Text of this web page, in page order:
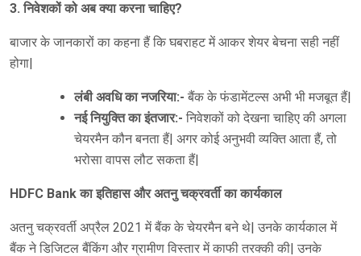
3. निवेशकों को अब क्या करना चाहिए?
बाजार के जानकारों का कहना हैं कि घबराहट में आकर शेयर बेचना सही नहीं
होगा|
लंबी अवधि का नजरिया:- बैंक के फंडामेंटल्स अभी भी मजबूत हैं|
नई नियुक्ति का इंतजार:- निवेशकों को देखना चाहिए की अगला
चेयरमैन कौन बनता हैं| अगर कोई अनुभवी व्यक्ति आता हैं, तो
भरोसा वापस लौट सकता हैं|
HDFC Bank का इतिहास और अतनु चक्रवर्ती का कार्यकाल
अतनु चक्रवर्ती अप्रैल 2021 में बैंक के चेयरमैन बने थे| उनके कार्यकाल में
बैंक ने डिजिटल बैंकिंग और ग्रामीण विस्तार में काफी तरक्की की| उनके